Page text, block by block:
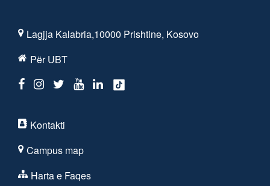
Lagjja Kalabria,10000 Prishtine, Kosovo
Për UBT
Kontakti
Campus map
Harta e Faqes